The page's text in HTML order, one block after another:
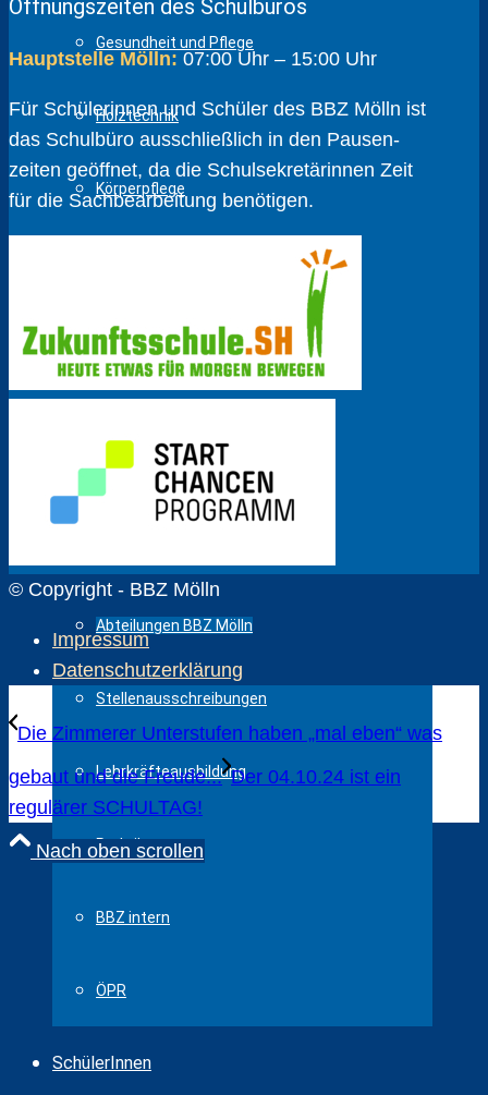
Gesundheit und Pflege
Holztechnik
Körperpflege
Metalltechnik
Wirtschaft und Verwaltung
Abteilungen BBZ Mölln
Stellenausschreibungen
Lehrkräfteausbildung
Praktikanten
BBZ intern
ÖPR
SchülerInnen
Öffnungszeiten des Schulbüros
Hauptstelle Mölln: 07:00 Uhr – 15:00 Uhr
Für Schülerinnen und Schüler des BBZ Mölln ist
das Schulbüro ausschließlich in den Pausen­
zeiten geöffnet, da die Schul­sekretärinnen Zeit
für die Sach­bear­beitung benötigen.
© Copyright - BBZ Mölln
Impressum
Datenschutzerklärung
Die Zimmerer Unterstufen haben „mal eben“ was
gebaut und die Freude... Der 04.10.24 ist ein
regulärer SCHULTAG!
Nach oben scrollen